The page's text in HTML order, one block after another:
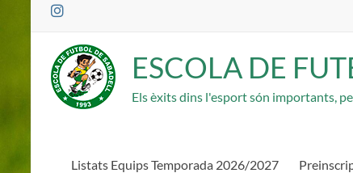
Saltar
ESCOLA DE
Els èxits dins l'esport són importants,
Listats Equips Temporada 2026/2027